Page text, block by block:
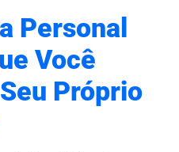
Personal
Você
Próprio